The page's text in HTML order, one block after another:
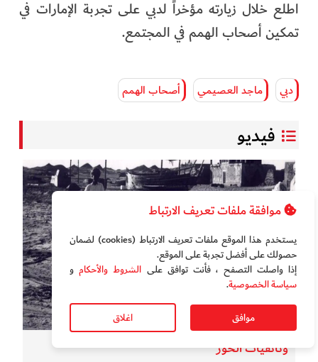
اطلع خلال زيارته مؤخراً لدبي على تجربة الإمارات في
تمكين أصحاب الهمم في المجتمع.
دبي ماجد العصيمي أصحاب الهمم
فيديو
وثائقيات الخور
موافقة ملفات تعريف الارتباط
يستخدم هذا الموقع ملفات تعريف الارتباط (cookies) لضمان
حصولك على أفضل تجربة على الموقع‏.
إذا واصلت التصفح ، فأنت توافق على الشروط والأحكامو
سياسة الخصوصية.
موافق اغلاق